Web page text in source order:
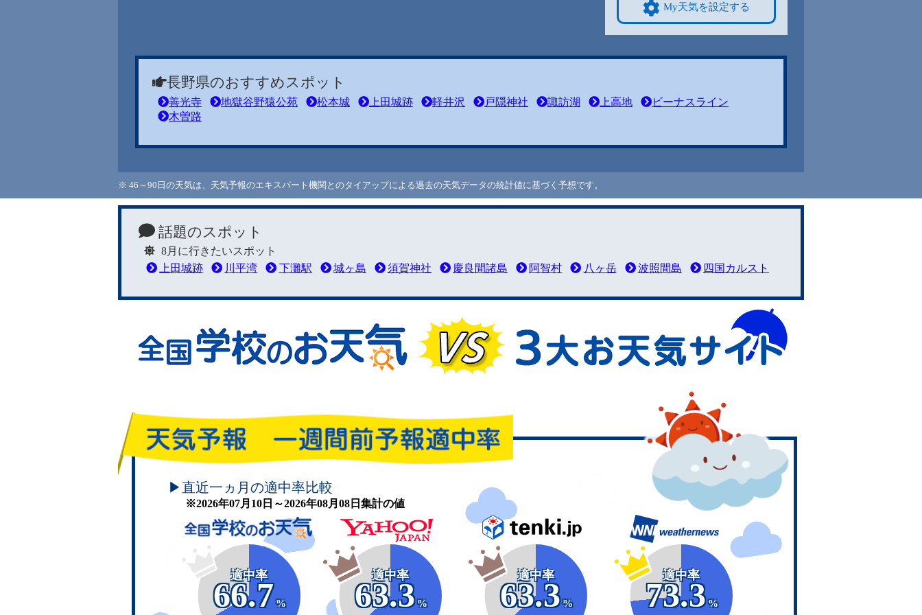
My天気を設定する
長野県のおすすめスポット
善光寺 地獄谷野猿公苑 松本城 上田城跡 軽井沢 戸隠神社 諏訪湖 上高地
ビーナスライン
木曽路
※ 46～90日の天気は、天気予報のエキスパート機関とのタイアップによる過去の天気データの統計値に基づく予想です。
話題のスポット
8月に行きたいスポット
上田城跡
川平湾 下灘駅 城ヶ島 須賀神社 慶良間諸島 阿智村 八ヶ岳 波照間島 四国カルスト
頑張れ！学校のお天気
▶直近一ヵ月の適中率比較
※2026年07月10日～2026年08月08日集計の値
適中率
66.7
%
適中率
63.3
%
適中率
63.3
%
適中率
73.3
%